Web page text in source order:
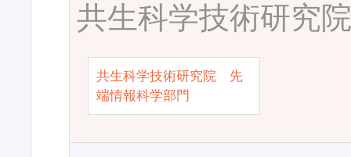
共生科学技術研究
共生科学技術研究院 先
端情報科学部門